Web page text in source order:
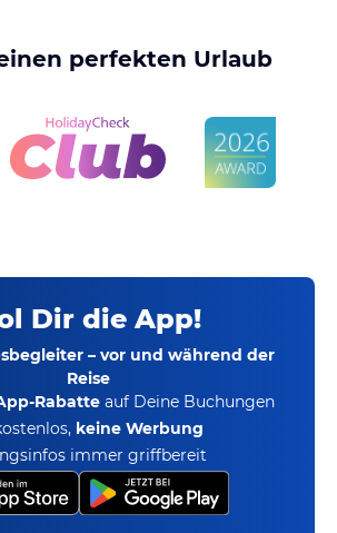
perfekten Urlaub
Dir die App!
– vor und während der
Reise
Rabatte auf Deine Buchungen
keine Werbung
immer griffbereit